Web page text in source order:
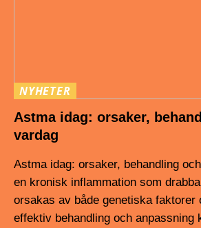
NYHETER
Astma idag: orsaker,
vardag
Astma idag: orsaker, behandling
en kronisk inflammation som
orsakas av både genetiska faktorer
effektiv behandling och anpassning